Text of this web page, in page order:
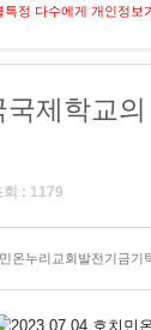
정 다수에게 개인정
제학교
회 : 1179
온누리교회발전기금기